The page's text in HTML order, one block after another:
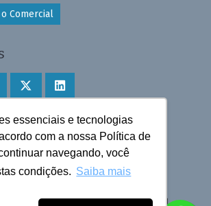
essenciais e tecnologias
com a nossa Política de
navegando, você
condições. Saiba mais
Comercial
aplicativo
reservados © 2025 Cruzeiro do Sul